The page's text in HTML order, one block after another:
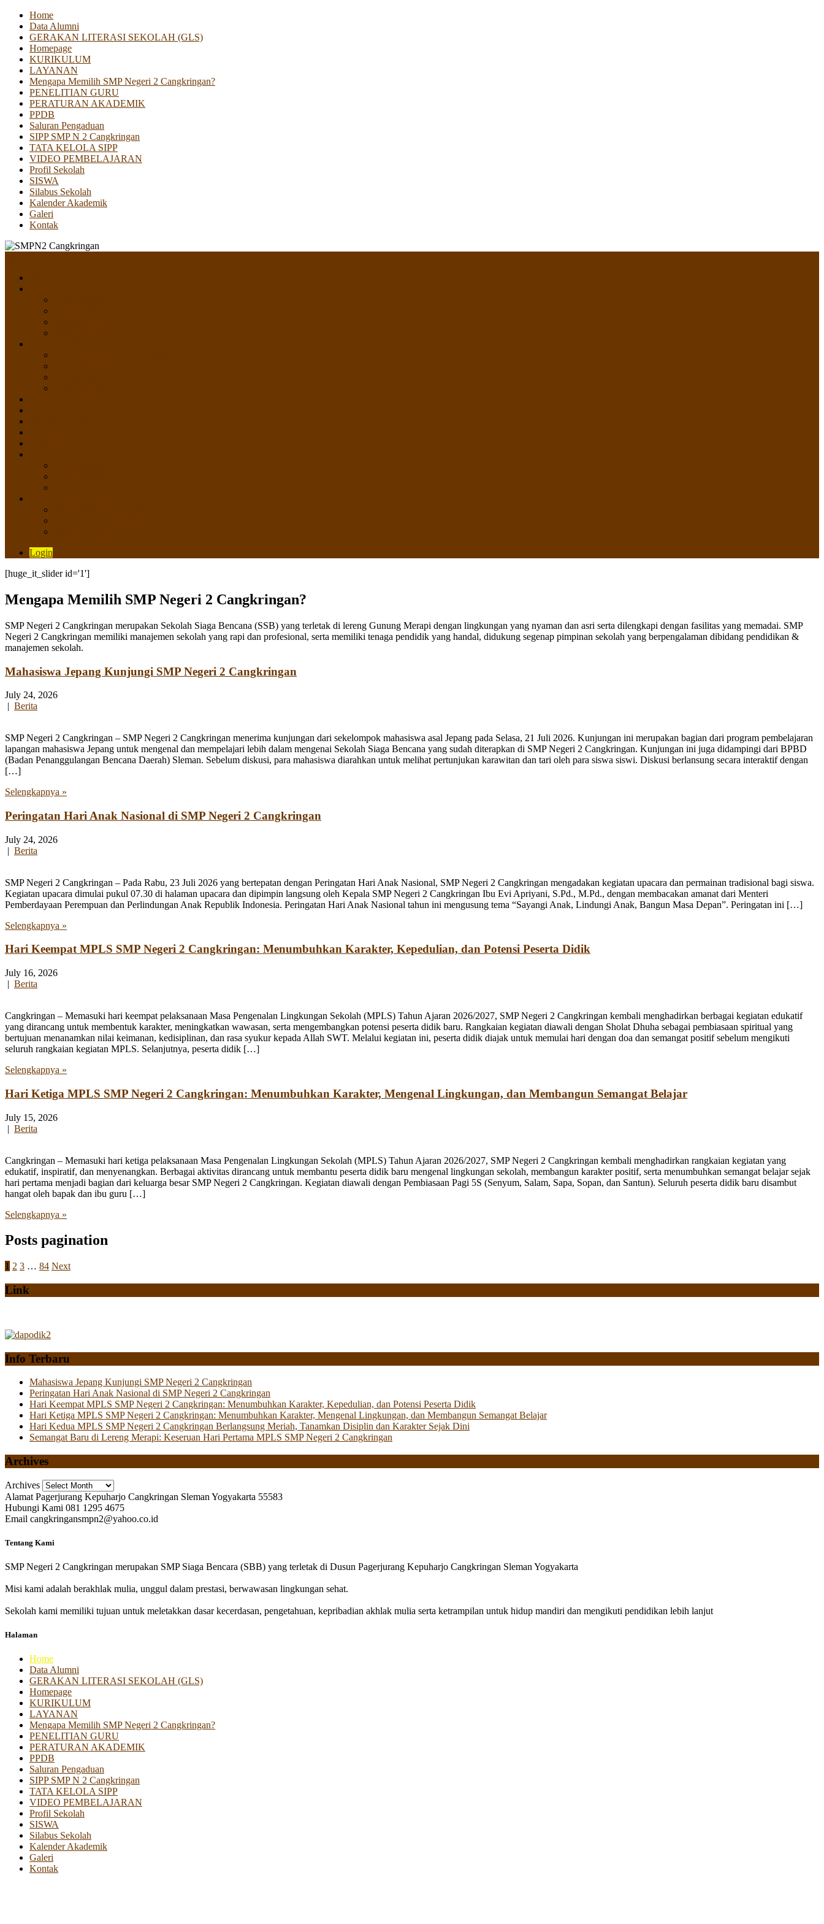
Home
Data Alumni
GERAKAN LITERASI SEKOLAH (GLS)
Homepage
KURIKULUM
LAYANAN
Mengapa Memilih SMP Negeri 2 Cangkringan?
PENELITIAN GURU
PERATURAN AKADEMIK
PPDB
Saluran Pengaduan
SIPP SMP N 2 Cangkringan
TATA KELOLA SIPP
VIDEO PEMBELAJARAN
Profil Sekolah
SISWA
Silabus Sekolah
Kalender Akademik
Galeri
Kontak
Login
[huge_it_slider id='1']
Mengapa Memilih SMP Negeri 2 Cangkringan?
SMP Negeri 2 Cangkringan merupakan Sekolah Siaga Bencana (SSB) yang terletak di lereng Gunung Merapi dengan lingkungan yang nyaman dan asri serta dilengkapi dengan fasilitas yang memadai. SMP
Negeri 2 Cangkringan memiliki manajemen sekolah yang rapi dan profesional, serta memiliki tenaga pendidik yang handal, didukung segenap pimpinan sekolah yang berpengalaman dibidang pendidikan &
manajemen sekolah.
Mahasiswa Jepang Kunjungi SMP Negeri 2 Cangkringan
July 24, 2026
| Berita
SMP Negeri 2 Cangkringan – SMP Negeri 2 Cangkringan menerima kunjungan dari sekelompok mahasiswa asal Jepang pada Selasa, 21 Juli 2026. Kunjungan ini merupakan bagian dari program pembelajaran
lapangan mahasiswa Jepang untuk mengenal dan mempelajari lebih dalam mengenai Sekolah Siaga Bencana yang sudah diterapkan di SMP Negeri 2 Cangkringan. Kunjungan ini juga didampingi dari BPBD
(Badan Penanggulangan Bencana Daerah) Sleman. Sebelum diskusi, para mahasiswa diarahkan untuk melihat pertunjukan karawitan dan tari oleh para siswa siswi. Diskusi berlansung secara interaktif dengan
[…]
Selengkapnya »
Peringatan Hari Anak Nasional di SMP Negeri 2 Cangkringan
July 24, 2026
| Berita
SMP Negeri 2 Cangkringan – Pada Rabu, 23 Juli 2026 yang bertepatan dengan Peringatan Hari Anak Nasional, SMP Negeri 2 Cangkringan mengadakan kegiatan upacara dan permainan tradisional bagi siswa.
Kegiatan upacara dimulai pukul 07.30 di halaman upacara dan dipimpin langsung oleh Kepala SMP Negeri 2 Cangkringan Ibu Evi Apriyani, S.Pd., M.Pd., dengan membacakan amanat dari Menteri
Pemberdayaan Perempuan dan Perlindungan Anak Republik Indonesia. Peringatan Hari Anak Nasional tahun ini mengusung tema “Sayangi Anak, Lindungi Anak, Bangun Masa Depan”. Peringatan ini […]
Selengkapnya »
Hari Keempat MPLS SMP Negeri 2 Cangkringan: Menumbuhkan Karakter, Kepedulian, dan Potensi Peserta Didik
July 16, 2026
| Berita
Cangkringan – Memasuki hari keempat pelaksanaan Masa Pengenalan Lingkungan Sekolah (MPLS) Tahun Ajaran 2026/2027, SMP Negeri 2 Cangkringan kembali menghadirkan berbagai kegiatan edukatif
yang dirancang untuk membentuk karakter, meningkatkan wawasan, serta mengembangkan potensi peserta didik baru. Rangkaian kegiatan diawali dengan Sholat Dhuha sebagai pembiasaan spiritual yang
bertujuan menanamkan nilai keimanan, kedisiplinan, dan rasa syukur kepada Allah SWT. Melalui kegiatan ini, peserta didik diajak untuk memulai hari dengan doa dan semangat positif sebelum mengikuti
seluruh rangkaian kegiatan MPLS. Selanjutnya, peserta didik […]
Selengkapnya »
Hari Ketiga MPLS SMP Negeri 2 Cangkringan: Menumbuhkan Karakter, Mengenal Lingkungan, dan Membangun Semangat Belajar
July 15, 2026
| Berita
Cangkringan – Memasuki hari ketiga pelaksanaan Masa Pengenalan Lingkungan Sekolah (MPLS) Tahun Ajaran 2026/2027, SMP Negeri 2 Cangkringan kembali menghadirkan rangkaian kegiatan yang
edukatif, inspiratif, dan menyenangkan. Berbagai aktivitas dirancang untuk membantu peserta didik baru mengenal lingkungan sekolah, membangun karakter positif, serta menumbuhkan semangat belajar sejak
hari pertama menjadi bagian dari keluarga besar SMP Negeri 2 Cangkringan. Kegiatan diawali dengan Pembiasaan Pagi 5S (Senyum, Salam, Sapa, Sopan, dan Santun). Seluruh peserta didik baru disambut
hangat oleh bapak dan ibu guru […]
Selengkapnya »
Posts pagination
1 2 3 … 84 Next
Link
Info Terbaru
Mahasiswa Jepang Kunjungi SMP Negeri 2 Cangkringan
Peringatan Hari Anak Nasional di SMP Negeri 2 Cangkringan
Hari Keempat MPLS SMP Negeri 2 Cangkringan: Menumbuhkan Karakter, Kepedulian, dan Potensi Peserta Didik
Hari Ketiga MPLS SMP Negeri 2 Cangkringan: Menumbuhkan Karakter, Mengenal Lingkungan, dan Membangun Semangat Belajar
Hari Kedua MPLS SMP Negeri 2 Cangkringan Berlangsung Meriah, Tanamkan Disiplin dan Karakter Sejak Dini
Semangat Baru di Lereng Merapi: Keseruan Hari Pertama MPLS SMP Negeri 2 Cangkringan
Archives
Archives
Alamat Pagerjurang Kepuharjo Cangkringan Sleman Yogyakarta 55583
Hubungi Kami 081 1295 4675
Email cangkringansmpn2@yahoo.co.id
Tentang Kami
SMP Negeri 2 Cangkringan merupakan SMP Siaga Bencara (SBB) yang terletak di Dusun Pagerjurang Kepuharjo Cangkringan Sleman Yogyakarta
Misi kami adalah berakhlak mulia, unggul dalam prestasi, berwawasan lingkungan sehat.
Sekolah kami memiliki tujuan untuk meletakkan dasar kecerdasan, pengetahuan, kepribadian akhlak mulia serta ketrampilan untuk hidup mandiri dan mengikuti pendidikan lebih lanjut
Halaman
Home
Data Alumni
GERAKAN LITERASI SEKOLAH (GLS)
Homepage
KURIKULUM
LAYANAN
Mengapa Memilih SMP Negeri 2 Cangkringan?
PENELITIAN GURU
PERATURAN AKADEMIK
PPDB
Saluran Pengaduan
SIPP SMP N 2 Cangkringan
TATA KELOLA SIPP
VIDEO PEMBELAJARAN
Profil Sekolah
SISWA
Silabus Sekolah
Kalender Akademik
Galeri
Kontak